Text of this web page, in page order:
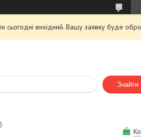
сьогодні вихідний. Вашу заявку буде
Знайти